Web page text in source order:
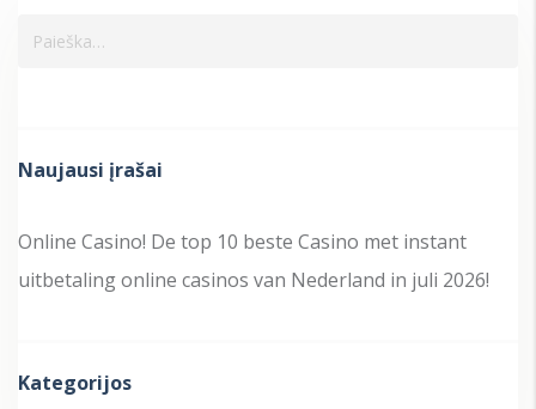
Naujausi įrašai
Online Casino! De top 10 beste Casino met instant
uitbetaling online casinos van Nederland in juli 2026!
Kategorijos